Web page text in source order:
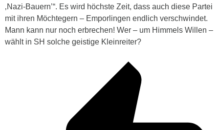
‚Nazi-Bauern’“. Es wird höchste Zeit, dass auch diese Partei
mit ihren Möchtegern – Emporlingen endlich verschwindet.
Mann kann nur noch erbrechen! Wer – um Himmels Willen –
wählt in SH solche geistige Kleinreiter?